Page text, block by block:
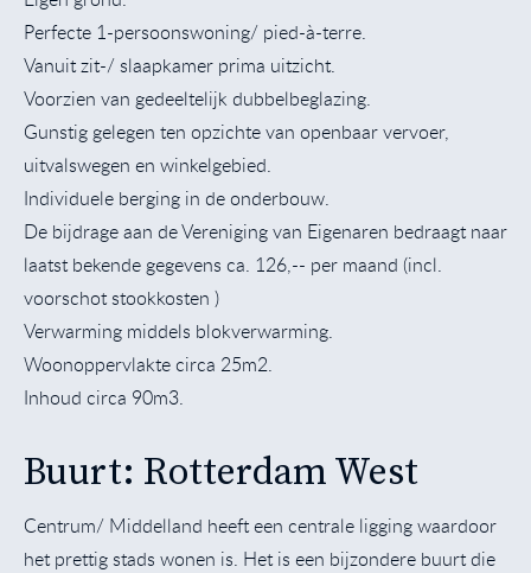
Perfecte 1-persoonswoning/ pied-à-terre.
Vanuit zit-/ slaapkamer prima uitzicht.
Voorzien van gedeeltelijk dubbelbeglazing.
Gunstig gelegen ten opzichte van openbaar vervoer,
uitvalswegen en winkelgebied.
Individuele berging in de onderbouw.
De bijdrage aan de Vereniging van Eigenaren bedraagt naar
laatst bekende gegevens ca. 126,-- per maand (incl.
voorschot stookkosten )
Verwarming middels blokverwarming.
Woonoppervlakte circa 25m2.
Inhoud circa 90m3.
Buurt: Rotterdam West
Centrum/ Middelland heeft een centrale ligging waardoor
het prettig stads wonen is. Het is een bijzondere buurt die